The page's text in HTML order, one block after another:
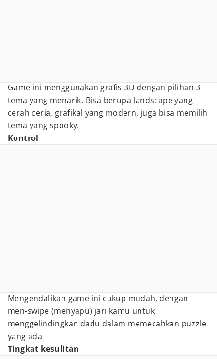
Game ini menggunakan grafis 3D dengan pilihan 3
tema yang menarik. Bisa berupa landscape yang
cerah ceria, grafikal yang modern, juga bisa memilih
tema yang spooky.
Kontrol
Mengendalikan game ini cukup mudah, dengan
men-swipe (menyapu) jari kamu untuk
menggelindingkan dadu dalam memecahkan puzzle
yang ada
Tingkat kesulitan